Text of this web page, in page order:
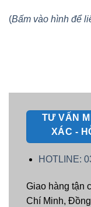
(Bấm vào hình để
TƯ VẤN
XÁC -
HOTLINE:
Giao hàng tận
Chí Minh,